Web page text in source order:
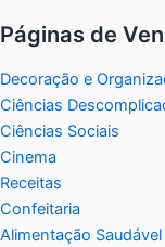
Páginas de
Decoração e
Ciências
Ciências Sociais
Cinema
Receitas
Confeitaria
Alimentação Saudável